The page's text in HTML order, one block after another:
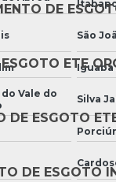
DE
ETE
DE ESGOTO
DE ESGOTO
Estação
Estação
Estação
Estação
Estação
São
do Vale do
Silva